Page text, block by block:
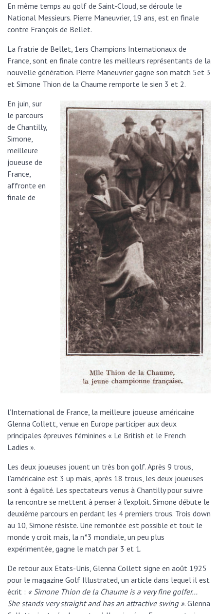
En même temps au golf de Saint-Cloud, se déroule le
National Messieurs. Pierre Maneuvrier, 19 ans, est en finale
contre François de Bellet.
La fratrie de Bellet, 1ers Champions Internationaux de
France, sont en finale contre les meilleurs représentants de la
nouvelle génération. Pierre Maneuvrier gagne son match 5et 3
et Simone Thion de la Chaume remporte le sien 3 et 2.
En juin, sur
le parcours
de Chantilly,
Simone,
meilleure
joueuse de
France,
affronte en
finale de
l’International de France, la meilleure joueuse américaine
Glenna Collett, venue en Europe participer aux deux
principales épreuves féminines « Le British et le French
Ladies ».
Les deux joueuses jouent un très bon golf. Après 9 trous,
l’américaine est 3 up mais, après 18 trous, les deux joueuses
sont à égalité. Les spectateurs venus à Chantilly pour suivre
la rencontre se mettent à penser à l’exploit. Simone débute le
deuxième parcours en perdant les 4 premiers trous. Trois down
au 10, Simone résiste. Une remontée est possible et tout le
monde y croit mais, la n°3 mondiale, un peu plus
expérimentée, gagne le match par 3 et 1.
De retour aux Etats-Unis, Glenna Collett signe en août 1925
pour le magazine Golf Illustrated, un article dans lequel il est
écrit : « Simone Thion de la Chaume is a very fine golfer…
She stands very straight and has an attractive swing ». Glenna